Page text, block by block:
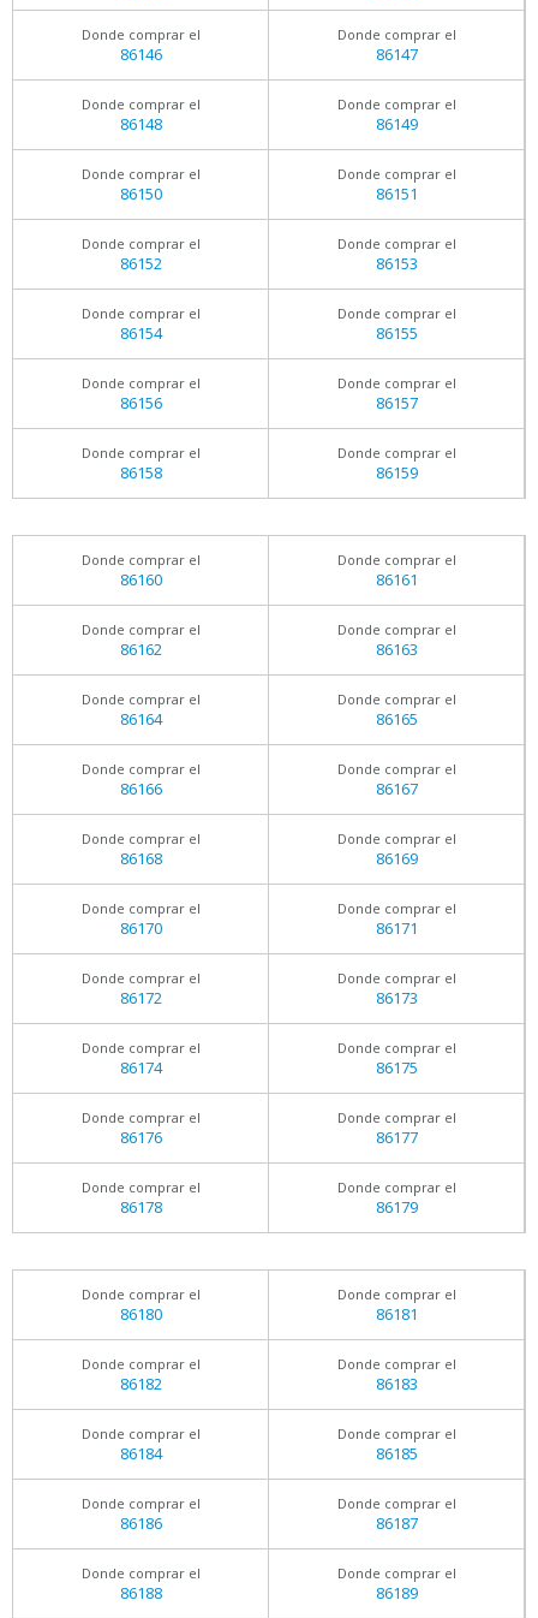
Donde comprar el
86146
Donde comprar el
86147
Donde comprar el
86148
Donde comprar el
86149
Donde comprar el
86150
Donde comprar el
86151
Donde comprar el
86152
Donde comprar el
86153
Donde comprar el
86154
Donde comprar el
86155
Donde comprar el
86156
Donde comprar el
86157
Donde comprar el
86158
Donde comprar el
86159
Donde comprar el
86160
Donde comprar el
86161
Donde comprar el
86162
Donde comprar el
86163
Donde comprar el
86164
Donde comprar el
86165
Donde comprar el
86166
Donde comprar el
86167
Donde comprar el
86168
Donde comprar el
86169
Donde comprar el
86170
Donde comprar el
86171
Donde comprar el
86172
Donde comprar el
86173
Donde comprar el
86174
Donde comprar el
86175
Donde comprar el
86176
Donde comprar el
86177
Donde comprar el
86178
Donde comprar el
86179
Donde comprar el
86180
Donde comprar el
86181
Donde comprar el
86182
Donde comprar el
86183
Donde comprar el
86184
Donde comprar el
86185
Donde comprar el
86186
Donde comprar el
86187
Donde comprar el
86188
Donde comprar el
86189